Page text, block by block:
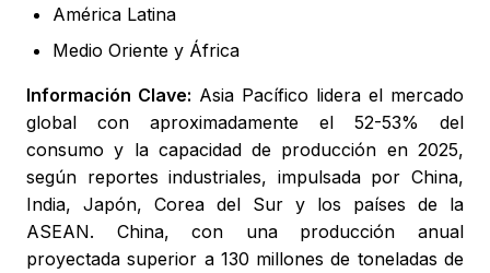
América Latina
Medio Oriente y África
Información Clave: Asia Pacífico lidera el mercado
global con aproximadamente el 52-53% del
consumo y la capacidad de producción en 2025,
según reportes industriales, impulsada por China,
India, Japón, Corea del Sur y los países de la
ASEAN. China, con una producción anual
proyectada superior a 130 millones de toneladas de